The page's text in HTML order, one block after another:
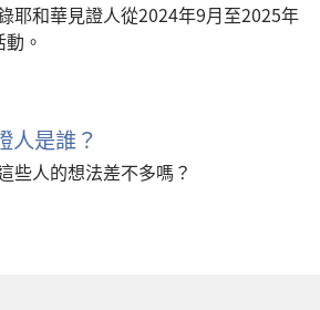
耶和華見證人從2024年9月至2025年
。
人是誰？
些人的想法差不多嗎？